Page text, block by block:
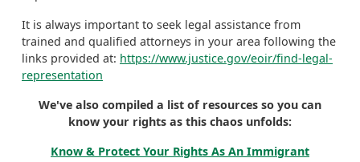
It is always important to seek legal assistance from
trained and qualified attorneys in your area following the
links provided at: https://www.justice.gov/eoir/find-legal-
representation
We've also compiled a list of resources so you can
know your rights as this chaos unfolds:
Know & Protect Your Rights As An Immigrant